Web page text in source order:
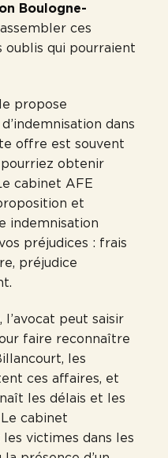
Boulogne-
ces
qui pourraient
propose
dans
offre est souvent
obtenir
cabinet AFE
et
indemnisation
préjudices : frais
préjudice
l’avocat peut saisir
faire reconnaître
les
ces affaires, et
les délais et les
cabinet
victimes dans les